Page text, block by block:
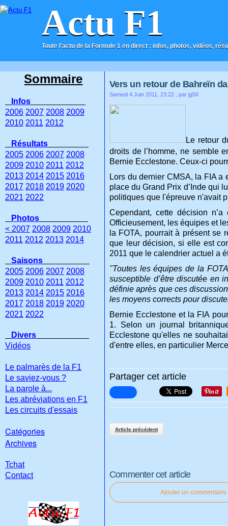
Actu F1
Toute l'actu de la Formule 1 en direct : infos, photos, vidéos,
ACCUEIL CONTACT
Vers un retour de Bahreïn
Samedi 4 Juin 2011, 23:22 , par jg56
Le retour
droits de l’homme, ne semble
Bernie Ecclestone. Ceux-ci
Lors du dernier CMSA, la FIA a
place du Grand Prix d’Inde qui
politiques que l'épreuve n'avait
Cependant, cette décision
Officieusement, les équipes et
la FOTA, pourrait à présent se
que leur décision, si elle est
2011 que le calendrier actuel a
"Toutes les équipes de la
susceptible d’être discutée en
définie après que ces
les moyens corrects pour
Bernie Ecclestone et la FIA
1. Selon un journal
Ecclestone qu'elles ne
d'entre elles, en particulier
Partager cet article
Article précédent
Commenter cet article
Ajouter un commentaire
Sommaire
Infos
2006 2007 2008 2009
2010 2011 2012
Résultats
2005 2006 2007 2008
2009 2010 2011 2012
2013 2014 2015 2016
2017 2018 2019 2020
2021 2022
Photos
< 2007 2008 2009 2010
2011 2012 2013 2014
Saisons
2005 2006 2007 2008
2009 2010 2011 2012
2013 2014 2015 2016
2017 2018 2019 2020
2021 2022
Divers
Vidéos
Le palmarès de la F1
Le saviez-vous ?
La parole à...
Les abréviations en F1
Les circuits d'essais
Catégories
Archives
Tchat
Contact